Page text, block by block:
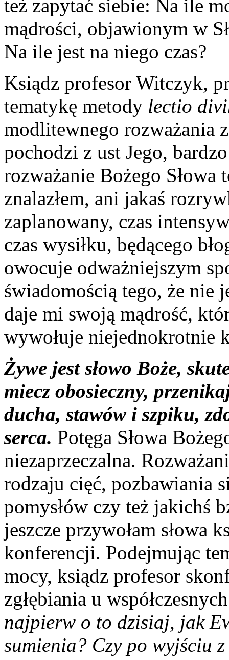
też zapytać siebie: Na ile
mądrości, objawionym w
Na ile jest na niego czas?
Ksiądz profesor Witczyk,
tematykę metody lectio
modlitewnego rozważania
pochodzi z ust Jego,
rozważanie Bożego
znalazłem, ani jakaś
zaplanowany, czas
czas wysiłku, będącego
owocuje odważniejszym
świadomością tego, że nie
daje mi swoją mądrość,
wywołuje niejednokrotnie
Żywe jest słowo Boże,
miecz obosieczny,
ducha, stawów i szpiku,
serca. Potęga Słowa
niezaprzeczalna.
rodzaju cięć, pozbawiania
pomysłów czy też jakichś
jeszcze przywołam słowa
konferencji. Podejmując
mocy, ksiądz profesor
zgłębiania u
najpierw o to dzisiaj, jak
sumienia? Czy po wyjściu